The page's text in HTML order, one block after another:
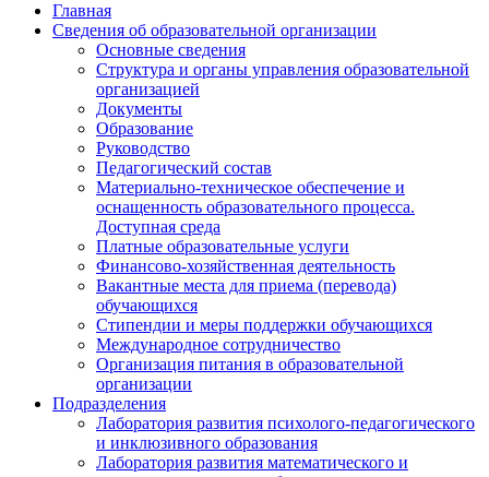
Главная
Сведения об образовательной организации
Основные сведения
Структура и органы управления образовательной
организацией
Документы
Образование
Руководство
Педагогический состав
Материально-техническое обеспечение и
оснащенность образовательного процесса.
Доступная среда
Платные образовательные услуги
Финансово-хозяйственная деятельность
Вакантные места для приема (перевода)
обучающихся
Стипендии и меры поддержки обучающихся
Международное сотрудничество
Организация питания в образовательной
организации
Подразделения
Лаборатория развития психолого-педагогического
и инклюзивного образования
Лаборатория развития математического и